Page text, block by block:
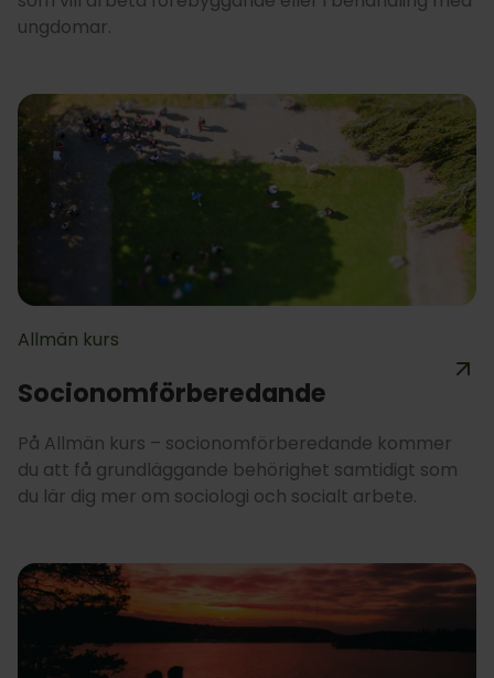
ungdomar.
Allmän kurs
Socionomförberedande
På Allmän kurs – socionomförberedande kommer
du att få grundläggande behörighet samtidigt som
du lär dig mer om sociologi och socialt arbete.